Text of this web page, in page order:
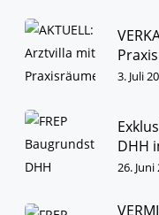
3. Juli
DHH
26. Juni